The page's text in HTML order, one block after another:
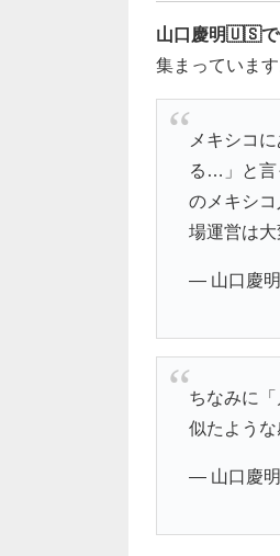
山口慶明🇺🇸で
集まっています
メキシコ
る…」と言
のメキシ
場運営は
— 山口慶
ちなみに
似たよう
— 山口慶